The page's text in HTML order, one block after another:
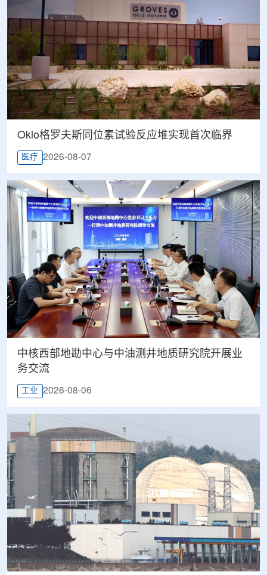
Oklo格罗夫斯同位素试验反应堆实现首次临界
医疗 2026-08-07
中核西部地勘中心与中油测井地质研究院开展业
务交流
工业 2026-08-06